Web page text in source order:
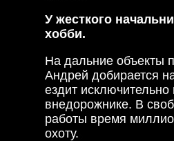
У жесткого
хобби.
На дальние объекты
Андрей добирается
ездит исключительно
внедорожнике. В
работы время
охоту.